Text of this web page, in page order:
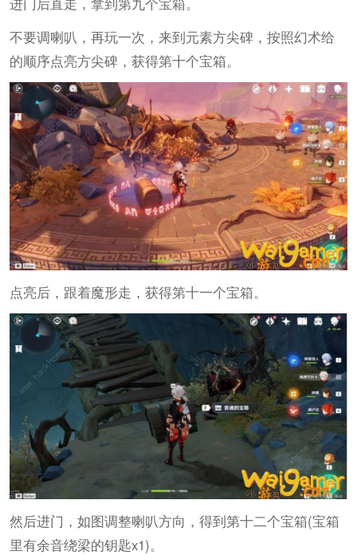
不要调喇叭，再玩一次，来到元素方尖碑，按照幻术给
的顺序点亮方尖碑，获得第十个宝箱。
点亮后，跟着魔形走，获得第十一个宝箱。
然后进门，如图调整喇叭方向，得到第十二个宝箱(宝箱
里有余音绕梁的钥匙x1)。